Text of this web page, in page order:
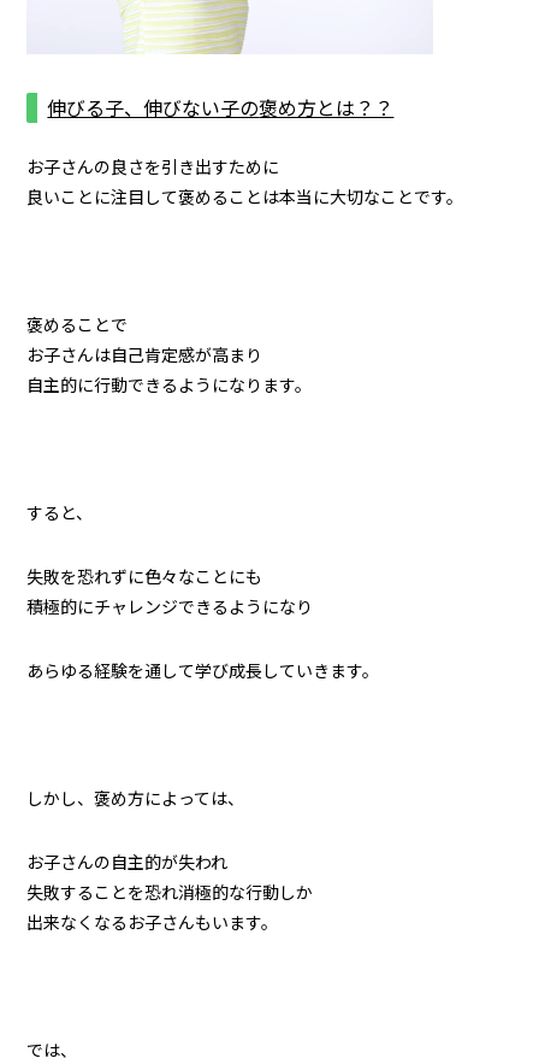
伸びる子、伸びない子の褒め方とは？？
お子さんの良さを引き出すために
良いことに注目して褒めることは本当に大切なことです。
褒めることで
お子さんは自己肯定感が高まり
自主的に行動できるようになります。
すると、
失敗を恐れずに色々なことにも
積極的にチャレンジできるようになり
あらゆる経験を通して学び成長していきます。
しかし、褒め方によっては、
お子さんの自主的が失われ
失敗することを恐れ消極的な行動しか
出来なくなるお子さんもいます。
では、